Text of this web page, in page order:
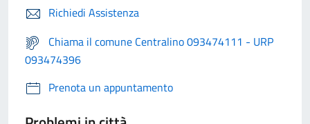
Richiedi Assistenza
Chiama il comune Centralino 093474111 - URP
093474396
Prenota un appuntamento